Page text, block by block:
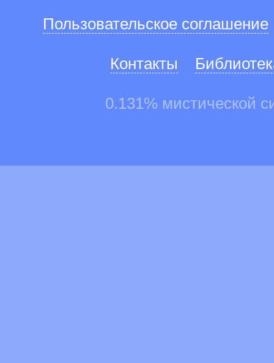
Пользовательское соглашение
Контакты
0.131% мистической